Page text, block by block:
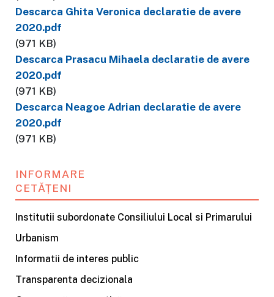
Descarca Ghita Veronica declaratie de avere
2020.pdf
(971 KB)
Descarca Prasacu Mihaela declaratie de avere
2020.pdf
(971 KB)
Descarca Neagoe Adrian declaratie de avere
2020.pdf
(971 KB)
INFORMARE
CETĂȚENI
Institutii subordonate Consiliului Local si Primarului
Urbanism
Informatii de interes public
Transparenta decizionala